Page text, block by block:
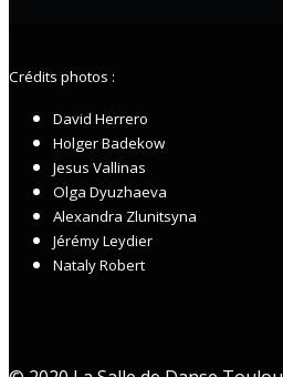
Crédits photos :
David Herrero
Holger Badekow
Jesus Vallinas
Olga Dyuzhaeva
Alexandra Zlunitsyna
Jérémy Leydier
Nataly Robert